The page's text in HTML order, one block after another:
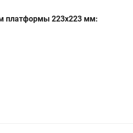
платформы 223х223 мм: